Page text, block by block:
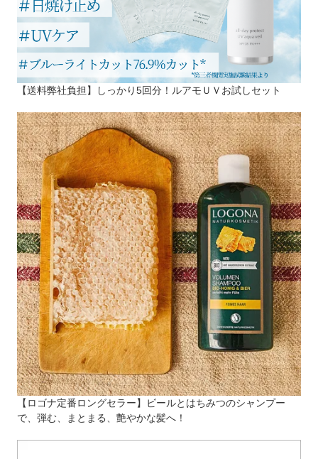
【送料弊社負担】しっかり5回分！ルアモＵＶお試しセット
【ロゴナ定番ロングセラー】ビールとはちみつのシャンプー
で、弾む、まとまる、艶やかな髪へ！